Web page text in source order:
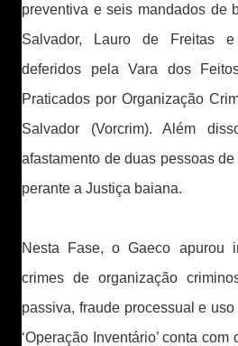
preventiva e seis mandados de
Salvador, Lauro de Freitas
deferidos pela Vara dos
Praticados por Organização
Salvador (Vorcrim). Além
afastamento de duas pessoas
perante a Justiça baiana.
Nesta Fase, o Gaeco apurou
crimes de organização
passiva, fraude processual e
‘Operação Inventário’ conta